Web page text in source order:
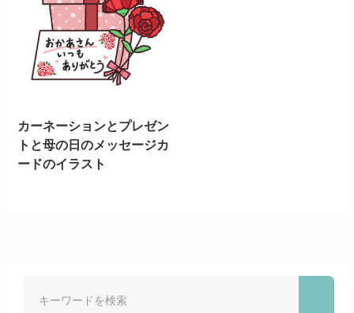
カーネーションとプレゼン
トと母の日のメッセージカ
ードのイラスト